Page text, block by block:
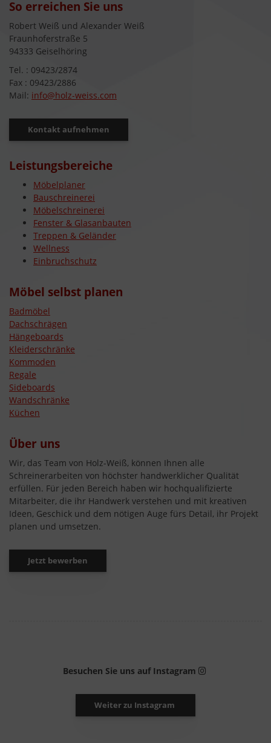
So erreichen Sie uns
Robert Weiß und Alexander Weiß
Fraunhoferstraße 5
94333 Geiselhöring
Tel. : 09423/2874
Fax : 09423/2886
Mail: info@holz-weiss.com
Kontakt aufnehmen
Leistungsbereiche
Möbelplaner
Bauschreinerei
Möbelschreinerei
Fenster & Glasanbauten
Treppen & Geländer
Wellness
Einbruchschutz
Möbel selbst planen
Badmöbel
Dachschrägen
Hängeboards
Kleiderschränke
Kommoden
Regale
Sideboards
Wandschränke
Küchen
Über uns
Wir, das Team von Holz-Weiß, können Ihnen alle
Schreinerarbeiten von höchster handwerklicher Qualität
erfüllen. Für jeden Bereich haben wir hochqualifizierte
Mitarbeiter, die ihr Handwerk verstehen und mit kreativen
Ideen, Geschick und dem nötigen Auge fürs Detail, ihr Projekt
planen und umsetzen.
Jetzt bewerben
Besuchen Sie uns auf Instagram
Weiter zu Instagram